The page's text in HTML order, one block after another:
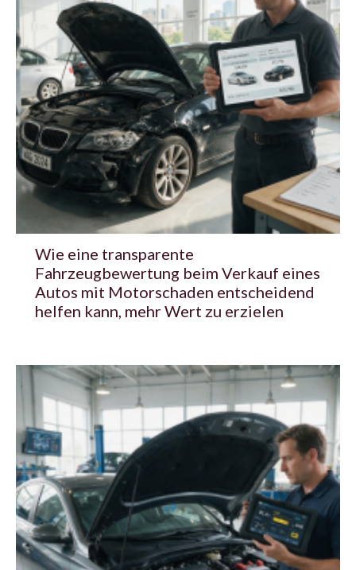
Wie eine transparente
Fahrzeugbewertung beim Verkauf eines
Autos mit Motorschaden entscheidend
helfen kann, mehr Wert zu erzielen